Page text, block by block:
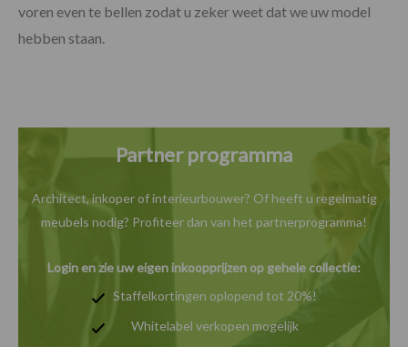
voren even te bellen zodat u zeker weet dat we uw model
hebben staan.
Partner programma
Architect, inkoper of interieurbouwer? Of heeft u regelmatig
meubels nodig? Profiteer dan van het partnerprogramma!
Login en zie uw eigen inkoopprijzen op gehele collectie:
Staffelkortingen oplopend tot 20%!
Whitelabel verkopen mogelijk